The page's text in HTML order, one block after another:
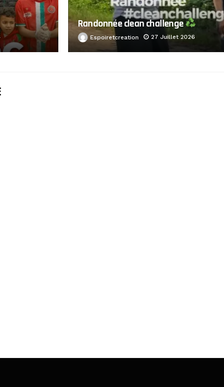
Randonnée clean challenge
Espoiretcreation 27 Juillet 2026